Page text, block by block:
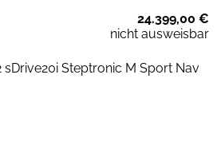
24.399,00 €
nicht ausweisbar